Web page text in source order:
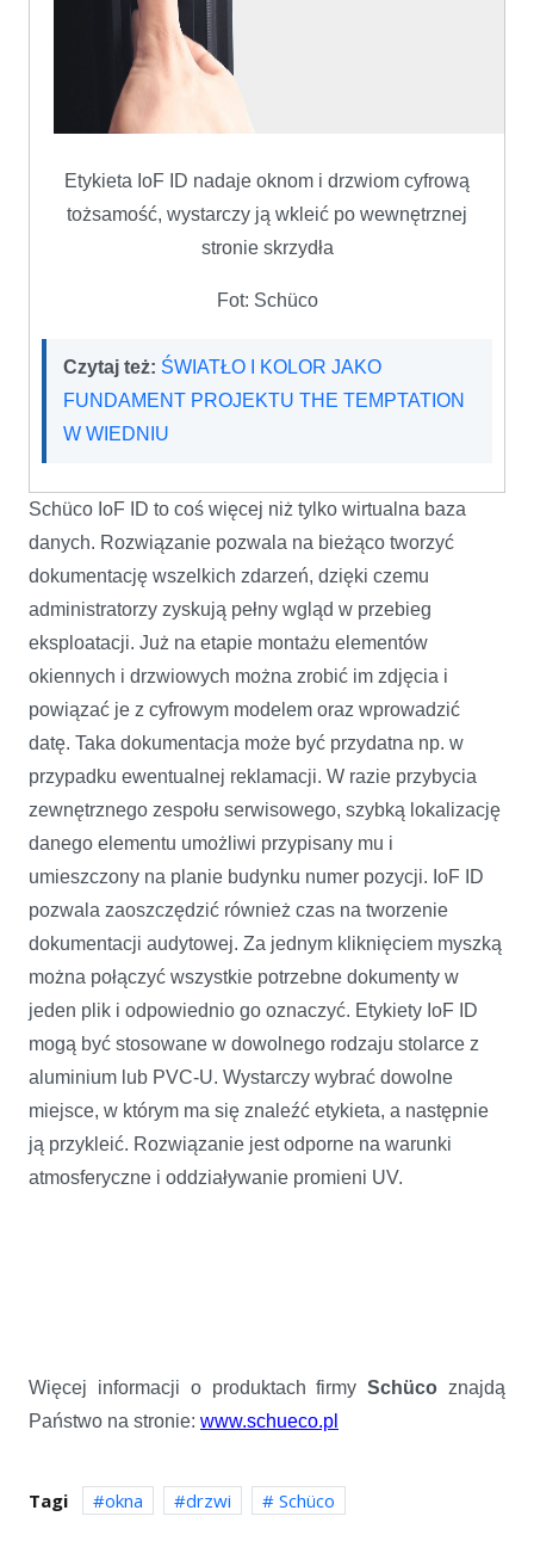
Etykieta IoF ID nadaje oknom i drzwiom cyfrową
tożsamość, wystarczy ją wkleić po wewnętrznej
stronie skrzydła
Fot: Schüco
Czytaj też: ŚWIATŁO I KOLOR JAKO
FUNDAMENT PROJEKTU THE TEMPTATION
W WIEDNIU
Schüco IoF ID to coś więcej niż tylko wirtualna baza
danych. Rozwiązanie pozwala na bieżąco tworzyć
dokumentację wszelkich zdarzeń, dzięki czemu
administratorzy zyskują pełny wgląd w przebieg
eksploatacji. Już na etapie montażu elementów
okiennych i drzwiowych można zrobić im zdjęcia i
powiązać je z cyfrowym modelem oraz wprowadzić
datę. Taka dokumentacja może być przydatna np. w
przypadku ewentualnej reklamacji. W razie przybycia
zewnętrznego zespołu serwisowego, szybką lokalizację
danego elementu umożliwi przypisany mu i
umieszczony na planie budynku numer pozycji. IoF ID
pozwala zaoszczędzić również czas na tworzenie
dokumentacji audytowej. Za jednym kliknięciem myszką
można połączyć wszystkie potrzebne dokumenty w
jeden plik i odpowiednio go oznaczyć. Etykiety IoF ID
mogą być stosowane w dowolnego rodzaju stolarce z
aluminium lub PVC-U. Wystarczy wybrać dowolne
miejsce, w którym ma się znaleźć etykieta, a następnie
ją przykleić. Rozwiązanie jest odporne na warunki
atmosferyczne i oddziaływanie promieni UV.
Więcej informacji o produktach firmySchüco znajdą
Państwo na stronie: www.schueco.pl
Tagi okna drzwi Schüco